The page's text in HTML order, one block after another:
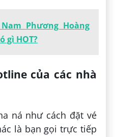
Nam Phương Hoàng
gì HOT?
của các nhà
ná như cách đặt vé
là bạn gọi trực tiếp